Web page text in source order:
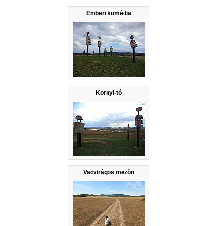
Emberi komédia
Kornyi-tó
Vadvirágos mezőn